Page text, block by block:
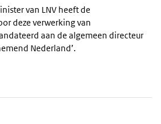
van LNV heeft de
deze verwerking van
aan de algemeen directeur
Nederland’.